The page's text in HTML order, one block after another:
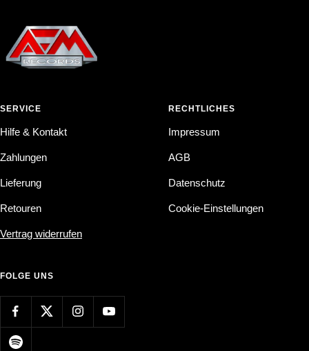
SERVICE
Hilfe & Kontakt
Zahlungen
Lieferung
Retouren
Vertrag widerrufen
RECHTLICHES
Impressum
AGB
Datenschutz
Cookie-Einstellungen
FOLGE UNS